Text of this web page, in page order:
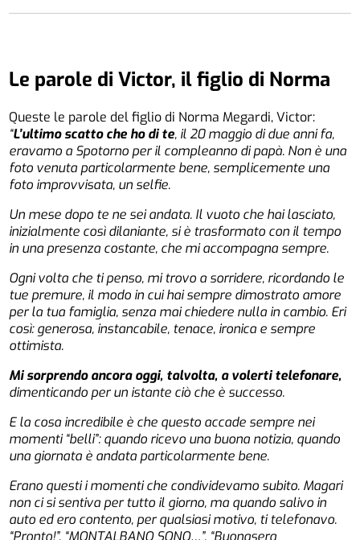
Le parole di Victor, il figlio di Norma
Queste le parole del figlio di Norma Megardi, Victor:
“L’ultimo scatto che ho di te, il 20 maggio di due anni fa,
eravamo a Spotorno per il compleanno di papà. Non è una
foto venuta particolarmente bene, semplicemente una
foto improvvisata, un selfie.
Un mese dopo te ne sei andata. Il vuoto che hai lasciato,
inizialmente così dilaniante, si è trasformato con il tempo
in una presenza costante, che mi accompagna sempre.
Ogni volta che ti penso, mi trovo a sorridere, ricordando le
tue premure, il modo in cui hai sempre dimostrato amore
per la tua famiglia, senza mai chiedere nulla in cambio. Eri
così: generosa, instancabile, tenace, ironica e sempre
ottimista.
Mi sorprendo ancora oggi, talvolta, a volerti telefonare,
dimenticando per un istante ciò che è successo.
E la cosa incredibile è che questo accade sempre nei
momenti “belli”: quando ricevo una buona notizia, quando
una giornata è andata particolarmente bene.
Erano questi i momenti che condividevamo subito. Magari
non ci si sentiva per tutto il giorno, ma quando salivo in
auto ed ero contento, per qualsiasi motivo, ti telefonavo.
“Pronto!”, “MONTALBANO SONO…”, “Buonasera